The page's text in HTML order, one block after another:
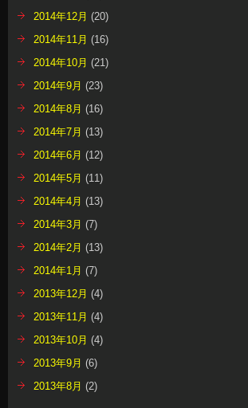
2014年12月 (20)
2014年11月 (16)
2014年10月 (21)
2014年9月 (23)
2014年8月 (16)
2014年7月 (13)
2014年6月 (12)
2014年5月 (11)
2014年4月 (13)
2014年3月 (7)
2014年2月 (13)
2014年1月 (7)
2013年12月 (4)
2013年11月 (4)
2013年10月 (4)
2013年9月 (6)
2013年8月 (2)